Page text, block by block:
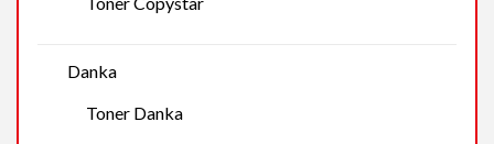
Danka
Toner Danka